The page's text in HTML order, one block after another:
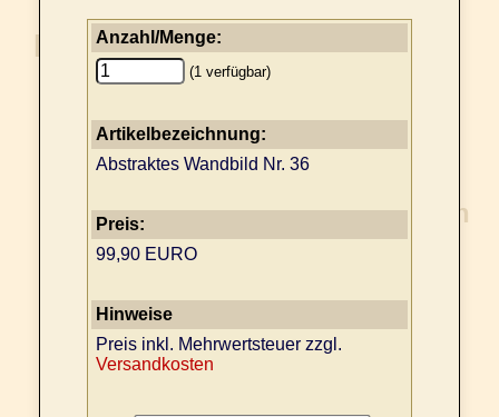
Anzahl/Menge:
(1 verfügbar)
Artikelbezeichnung:
Abstraktes Wandbild Nr. 36
Preis:
99,90 EURO
Hinweise
Preis inkl. Mehrwertsteuer zzgl.
Versandkosten